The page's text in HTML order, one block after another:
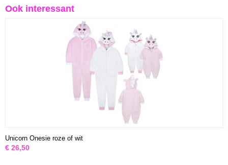
Ook interessant
Unicorn Onesie roze of wit
€ 26,50